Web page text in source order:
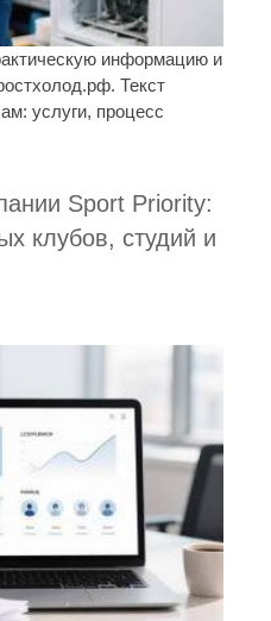
информацию и
Текст
услуги, процесс
Sport Priority:
клубов, студий и